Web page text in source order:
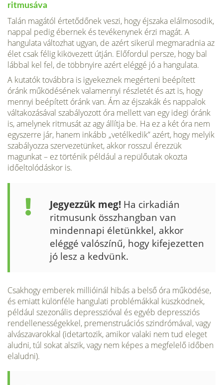
ritmusáva
Talán magától értetődőnek veszi, hogy éjszaka elálmosodik,
nappal pe­dig ébernek és tevékenynek érzi magát. A
hangulata változhat ugyan, de azért sikerül megmaradnia az
élet csak félig kikövezett útján. Elő­fordul persze, hogy bal
lábbal kel fel, de többnyire azért eléggé jó a hangulata.
A kutatók továbbra is igyekeznek megérteni beépített
óránk műkö­désének valamennyi részletét és azt is, hogy
mennyi beépített óránk van. Ám az éjszakák és nappalok
váltakozásával szabályozott óra mel­lett van egy idegi óránk
is, amelynek ritmusát az agy állítja be. Ha ez a két óra nem
egyszerre jár, hanem inkább „vetélkedik” azért, hogy me­lyik
szabályozza szervezetünket, akkor rosszul érezzük
magunkat – ez történik például a repülőutak okozta
időeltolódáskor is.
Jegyezzük meg! Ha cirkadián
ritmusunk összhangban van
mindennapi életünkkel, akkor
eléggé valószínű, hogy kifejezetten
jó lesz a kedvünk.
Csakhogy emberek millióinál hibás a belső óra működése,
és emiatt különféle hangulati problémákkal küszködnek,
például szezonális depresszióval és egyéb depressziós
rendellenességekkel, premenstruációs szindrómával, vagy
alvászavarokkal (idetartozik, amikor valaki nem tud eleget
aludni, túl sokat alszik, vagy nem képes a megfelelő időben
elaludni).